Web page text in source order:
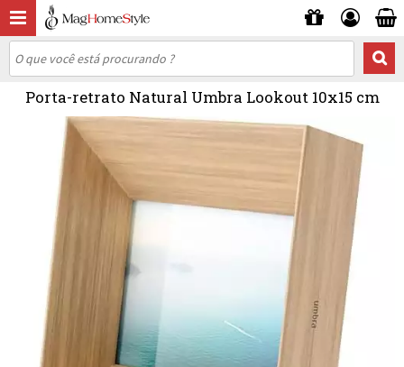
Porta-retrato Natural Umbra Lookout 10x15 cm